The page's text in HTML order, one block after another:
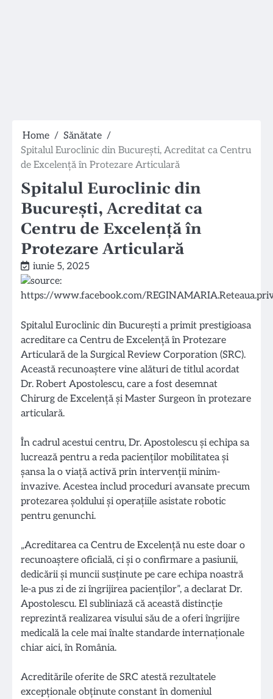
Home
Sănătate
Spitalul Euroclinic din București, Acreditat ca Centru
de Excelență în Protezare Articulară
Spitalul Euroclinic din
București, Acreditat ca
Centru de Excelență în
Protezare Articulară
iunie 5, 2025
Spitalul Euroclinic din București a primit prestigioasa
acreditare ca Centru de Excelență în Protezare
Articulară de la Surgical Review Corporation (SRC).
Această recunoaștere vine alături de titlul acordat
Dr. Robert Apostolescu, care a fost desemnat
Chirurg de Excelență și Master Surgeon în protezare
articulară.
În cadrul acestui centru, Dr. Apostolescu și echipa sa
lucrează pentru a reda pacienților mobilitatea și
șansa la o viață activă prin intervenții minim-
invazive. Acestea includ proceduri avansate precum
protezarea șoldului și operațiile asistate robotic
pentru genunchi.
„Acreditarea ca Centru de Excelență nu este doar o
recunoaștere oficială, ci și o confirmare a pasiunii,
dedicării și muncii susținute pe care echipa noastră
le-a pus zi de zi îngrijirea pacienților”, a declarat Dr.
Apostolescu. El subliniază că această distincție
reprezintă realizarea visului său de a oferi îngrijire
medicală la cele mai înalte standarde internaționale
chiar aici, în România.
Acreditările oferite de SRC atestă rezultatele
excepționale obținute constant în domeniul